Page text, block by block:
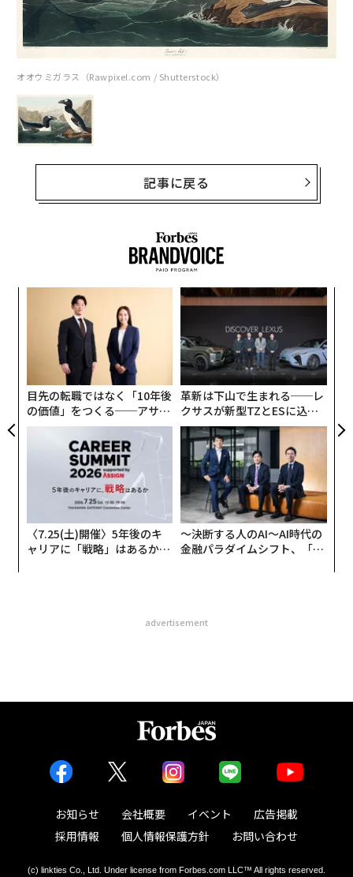
オオウミガラス（Rawpixel.com / Shutterstock）
記事に戻る
目先の転職ではなく「10年後
の価値」をつくる──アサイ
ンの長期伴走型支援とは
革新は下山で生まれる──レ
クサスが新型TZとESに込め
た「DISCOVER」の哲学
〈7.25(土)開催〉5年後のキ
ャリアに「戦略」はあるか。
〜決断する人のAI〜AI時代の
金融パラダイムシフト、「超
advertisement
お知らせ 会社概要 イベント
広告掲載
採用情報
個人情報保護方針 お問い合わせ
(c) linkties Co., Ltd. Under license from Forbes.com LLC™ All rights reserved.